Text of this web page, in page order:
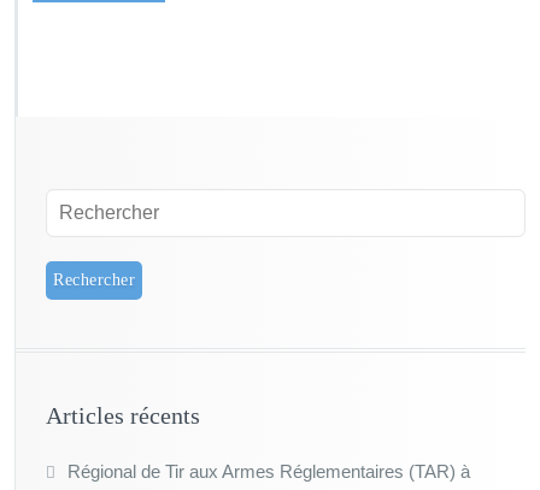
Articles récents
Régional de Tir aux Armes Réglementaires (TAR) à